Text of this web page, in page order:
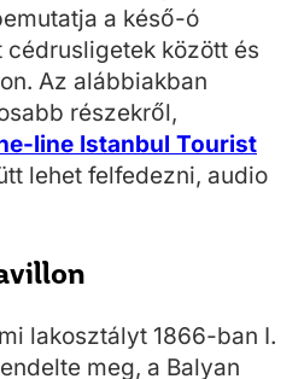
a késő-ó
között és
Az alábbiakban
részekről,
line Istanbul Tourist
lehet felfedezni, audio
lakosztályt 1866-ban I.
meg, a Balyan